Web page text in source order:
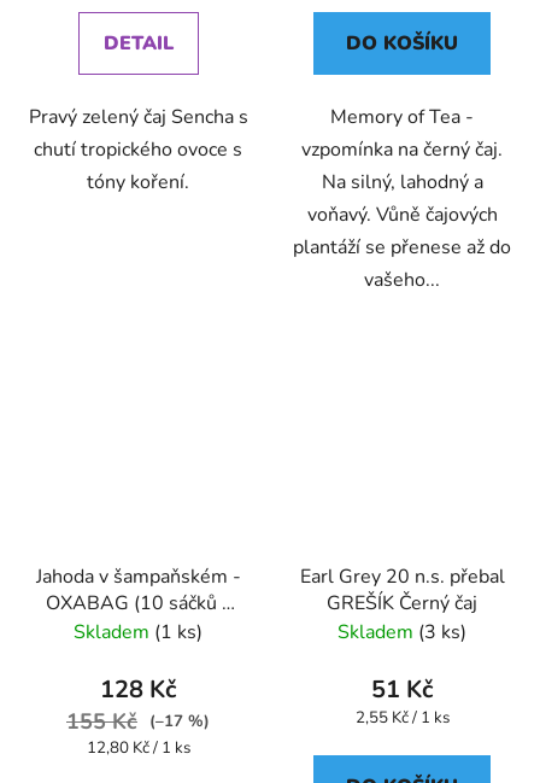
DETAIL
Pravý zelený čaj Sencha s
chutí tropického ovoce s
tóny koření.
DO KOŠÍKU
Memory of Tea -
vzpomínka na černý čaj.
Na silný, lahodný a
voňavý. Vůně čajových
plantáží se přenese až do
vašeho...
Jahoda v šampaňském -
OXABAG (10 sáčků x
4g) - Oxalis
Skladem (1 ks)
128 Kč
155 Kč
(–17 %)
Měrná
12,80 Kč / 1 ks
Earl Grey 20 n.s. přebal
GREŠÍK Černý čaj
Skladem (3 ks)
51 Kč
Měrná
2,55 Kč / 1 ks